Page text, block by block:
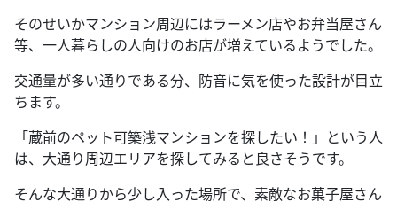
そのせいかマンション周辺にはラーメン店やお弁当屋さん
等、一人暮らしの人向けのお店が増えているようでした。
交通量が多い通りである分、防音に気を使った設計が目立
ちます。
「蔵前のペット可築浅マンションを探したい！」という人
は、大通り周辺エリアを探してみると良さそうです。
そんな大通りから少し入った場所で、素敵なお菓子屋さん